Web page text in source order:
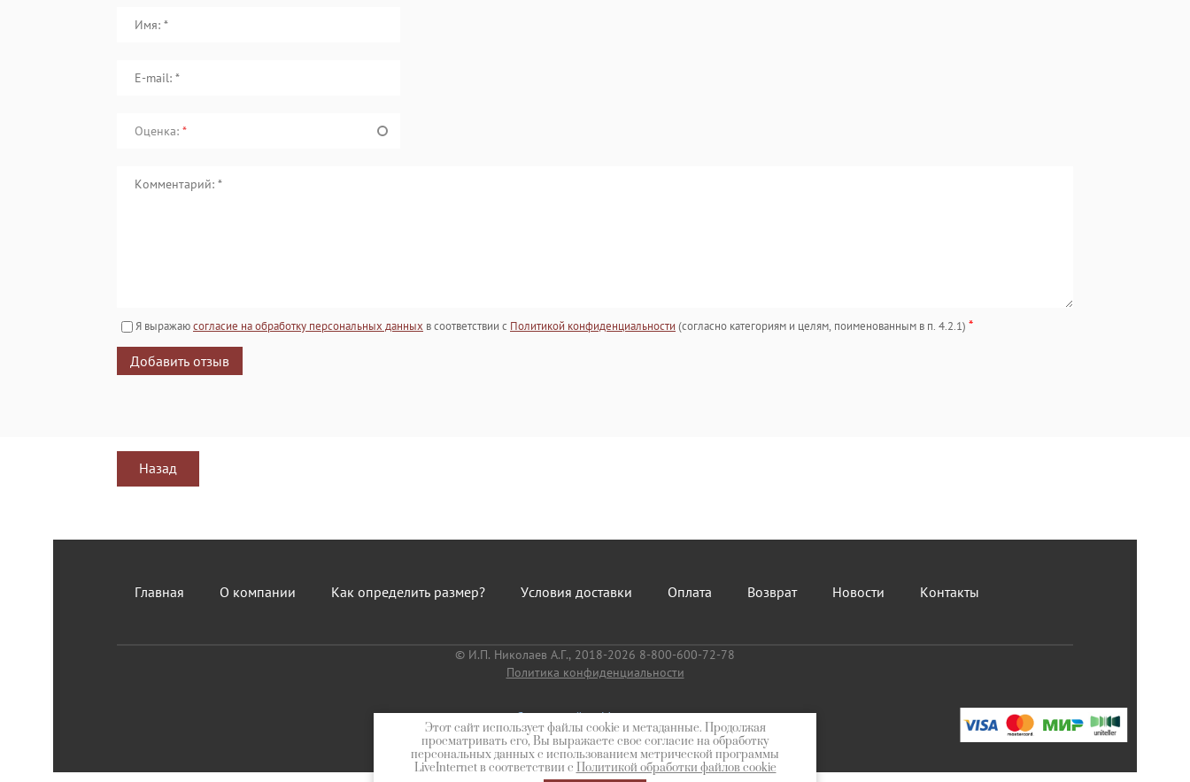
Оценка: *
Я выражаюсогласие на обработку персональных данных в соответствии с Политикой конфиденциальности (согласно категориям и целям, поименованным в п. 4.2.1) *
Назад
Главная О компании Как определить размер? Условия доставки Оплата Возврат Новости Контакты
© И.П. Николаев А.Г., 2018-2026 8-800-600-72-78
Политика конфиденциальности
Создать сайтв Мегагрупп.ру
Этот сайт использует файлы cookie и метаданные. Продолжая
просматривать его, Вы выражаете свое согласие на обработку
персональных данных с использованием метрической программы
LiveInternet в соответствии с
Политикой обработки файлов cookie